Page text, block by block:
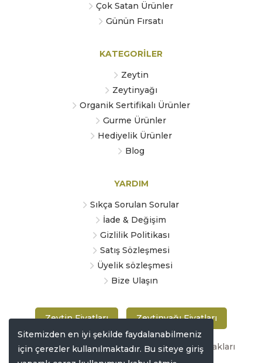
Çok Satan Ürünler
Günün Fırsatı
KATEGORİLER
Zeytin
Zeytinyağı
Organik Sertifikalı Ürünler
Gurme Ürünler
Hediyelik Ürünler
Blog
YARDIM
Sıkça Sorulan Sorular
İade & Değişim
Gizlilik Politikası
Satış Sözleşmesi
Üyelik sözleşmesi
Bize Ulaşın
Zeytin Fiyatları Zeytinyağı Fiyatları
Copyright © 2019 zeytinmarketi.com Tüm hakları
saklıdır
Sitemizden en iyi şekilde faydalanabilmeniz
için çerezler kullanılmaktadır. Bu siteye giriş